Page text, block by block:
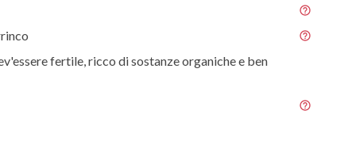
fertile, ricco di sostanze organiche e ben